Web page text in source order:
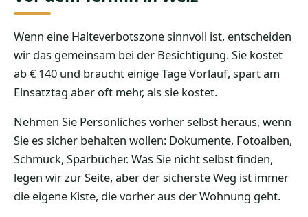
Wenn eine Halteverbotszone sinnvoll ist, entscheiden
wir das gemeinsam bei der Besichtigung. Sie kostet
ab € 140 und braucht einige Tage Vorlauf, spart am
Einsatztag aber oft mehr, als sie kostet.
Nehmen Sie Persönliches vorher selbst heraus, wenn
Sie es sicher behalten wollen: Dokumente, Fotoalben,
Schmuck, Sparbücher. Was Sie nicht selbst finden,
legen wir zur Seite, aber der sicherste Weg ist immer
die eigene Kiste, die vorher aus der Wohnung geht.